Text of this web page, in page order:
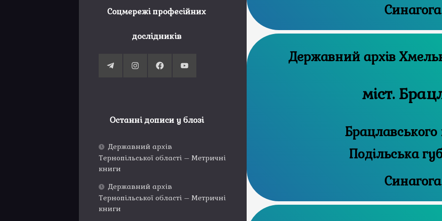
Соцмережі професійних
дослідників
Останні дописи у блозі
Державний архів
Тернопільської області – Метричні
книги
Державний архів
Тернопільської області – Метричні
книги
Синагога
Державний
міст.
Брацлавського
Подільська
Синагога